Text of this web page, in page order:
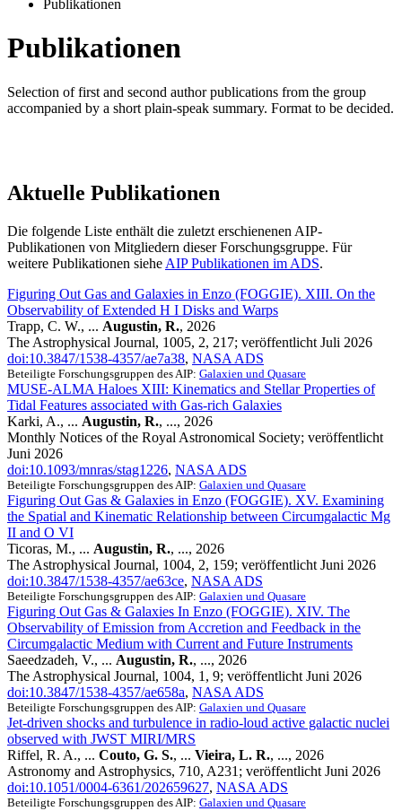
Publikationen
Publikationen
Selection of first and second author publications from the group
accompanied by a short plain-speak summary. Format to be decided.
Aktuelle Publikationen
Die folgende Liste enthält die zuletzt erschienenen AIP-
Publikationen von Mitgliedern dieser Forschungsgruppe. Für
weitere Publikationen siehe AIP Publikationen im ADS.
Figuring Out Gas and Galaxies in Enzo (FOGGIE). XIII. On the
Observability of Extended H I Disks and Warps
Trapp, C. W., ... Augustin, R., 2026
The Astrophysical Journal, 1005, 2, 217; veröffentlicht Juli 2026
doi:10.3847/1538-4357/ae7a38, NASA ADS
Beteiligte Forschungsgruppen des AIP: Galaxien und Quasare
MUSE-ALMA Haloes XIII: Kinematics and Stellar Properties of
Tidal Features associated with Gas-rich Galaxies
Karki, A., ... Augustin, R., ..., 2026
Monthly Notices of the Royal Astronomical Society; veröffentlicht
Juni 2026
doi:10.1093/mnras/stag1226, NASA ADS
Beteiligte Forschungsgruppen des AIP: Galaxien und Quasare
Figuring Out Gas & Galaxies in Enzo (FOGGIE). XV. Examining
the Spatial and Kinematic Relationship between Circumgalactic Mg
II and O VI
Ticoras, M., ... Augustin, R., ..., 2026
The Astrophysical Journal, 1004, 2, 159; veröffentlicht Juni 2026
doi:10.3847/1538-4357/ae63ce, NASA ADS
Beteiligte Forschungsgruppen des AIP: Galaxien und Quasare
Figuring Out Gas & Galaxies In Enzo (FOGGIE). XIV. The
Observability of Emission from Accretion and Feedback in the
Circumgalactic Medium with Current and Future Instruments
Saeedzadeh, V., ... Augustin, R., ..., 2026
The Astrophysical Journal, 1004, 1, 9; veröffentlicht Juni 2026
doi:10.3847/1538-4357/ae658a, NASA ADS
Beteiligte Forschungsgruppen des AIP: Galaxien und Quasare
Jet-driven shocks and turbulence in radio-loud active galactic nuclei
observed with JWST MIRI/MRS
Riffel, R. A., ... Couto, G. S., ... Vieira, L. R., ..., 2026
Astronomy and Astrophysics, 710, A231; veröffentlicht Juni 2026
doi:10.1051/0004-6361/202659627, NASA ADS
Beteiligte Forschungsgruppen des AIP: Galaxien und Quasare